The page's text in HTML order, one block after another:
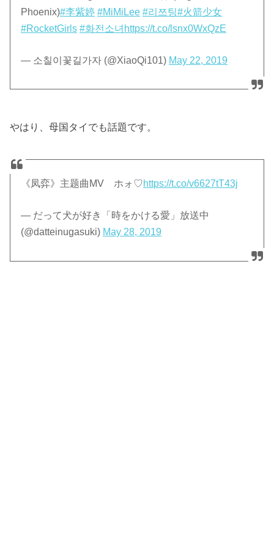
Phoenix)#李紫婷 #MiMiLee #리쯔팅#火箭少女
#RocketGirls #화전소녀 https://t.co/lsnx0WxQzE
— 소칠이꽃길가자 (@XiaoQi101) May 22, 2019
やはり、母国タイでも話題です。
《凤弈》主题曲MV ホォ♡https://t.co/v6627tT43j
— だって犬が好き「時をかける愛」放送中
(@datteinugasuki) May 28, 2019